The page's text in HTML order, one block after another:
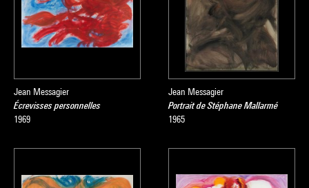
Jean Messagier
Écrevisses personnelles
1969
Jean Messagier
Portrait de Stéphane Mallarmé
1965